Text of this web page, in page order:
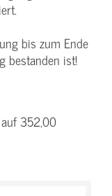
bis zum Ende
bestanden ist!
352,00